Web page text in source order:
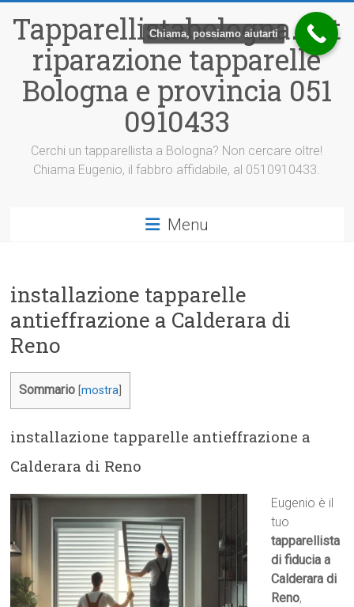
contenuto
Tapparellistabologna.net
riparazione tapparelle
Bologna e provincia 051
0910433
Cerchi un tapparellista a Bologna? Non cercare oltre!
Chiama Eugenio, il fabbro affidabile, al 0510910433.
Menu
installazione tapparelle
antieffrazione a Calderara di
Reno
Sommario [mostra
installazione tapparelle antieffrazione a
Calderara di Reno
Eugenio è il
tuo
tapparellista
di fiducia a
Calderara di
Reno,
Chiama, possiamo aiutarti